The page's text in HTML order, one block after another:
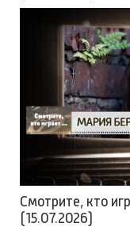
Смотрите, кто
(15.07.2026)